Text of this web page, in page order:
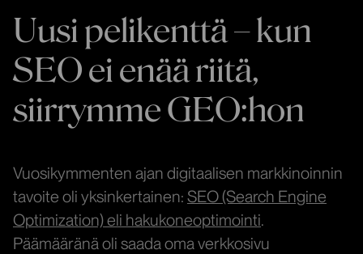
Uusi pelikenttä – kun
SEO ei enää riitä,
siirrymme GEO:hon
Vuosikymmenten ajan digitaalisen markkinoinnin
tavoite oli yksinkertainen: SEO (Search Engine
Optimization) eli hakukoneoptimointi.
Päämääränä oli saada oma verkkosivu